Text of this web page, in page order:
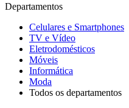
Departamentos
Celulares e Smartphones
TV e Vídeo
Eletrodomésticos
Móveis
Informática
Moda
Todos os departamentos